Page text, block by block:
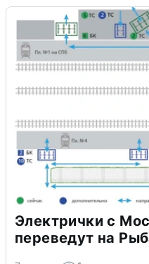
Электрички с
переведут на